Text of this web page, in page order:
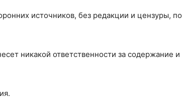
источников, без редакции и цензуры, по
никакой ответственности за содержание и